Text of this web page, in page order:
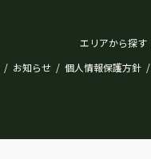
エリアから探す
/ お知らせ / 個人情報保護方針 /